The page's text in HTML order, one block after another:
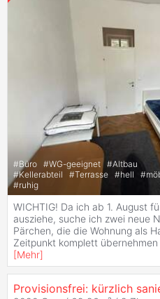
#Büro #WG-geeignet #Altbau
#Kellerabteil #Terrasse #hell #
#ruhig
WICHTIG! Da ich ab 1. August
ausziehe, suche ich zwei neue
Pärchen, die die Wohnung als
Zeitpunkt komplett
[Mehr]
Provisionsfrei: kürzlich